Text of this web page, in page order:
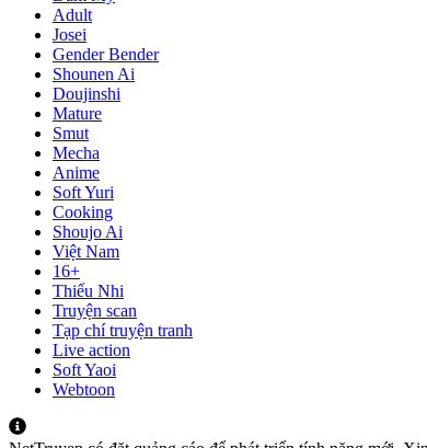
Adult
Josei
Gender Bender
Shounen Ai
Doujinshi
Mature
Smut
Mecha
Anime
Soft Yuri
Cooking
Shoujo Ai
Việt Nam
16+
Thiếu Nhi
Truyện scan
Tạp chí truyện tranh
Live action
Soft Yaoi
Webtoon